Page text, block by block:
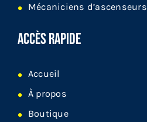
Mécaniciens d’ascenseurs
ACCÈS RAPIDE
Accueil
À propos
Boutique